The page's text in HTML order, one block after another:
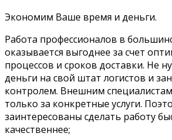
Экономим Ваше время и деньги.
Работа профессионалов в
оказывается выгоднее за счет
процессов и сроков доставки. Не
деньги на свой штат логистов и
контролем. Внешним
только за конкретные услуги.
заинтересованы сделать работу
качественнее;